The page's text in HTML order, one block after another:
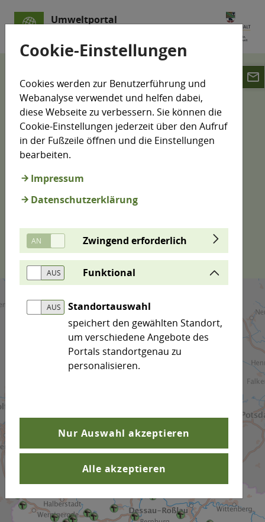
Umweltportal
Karten
Umweltdaten-Karte
Viele Informationen zur Umwelt können auf Karten
dargestellt werden. Hier haben wir aus vielen
Bereichen Informationen zusammengeführt. Sie
können einen Standort vorgeben oder direkt in der
Objekten und werden gegebenenfalls direkt zu
weiterführenden Inhalten geleitet.
Cookie-Einstellungen
Cookies werden zur Benutzerführung und
Webanalyse verwendet und helfen dabei,
diese Webseite zu verbessern. Sie können die
Cookie-Einstellungen jederzeit über den Aufruf
in der Fußzeile öffnen und die Einstellungen
bearbeiten.
Impressum
Datenschutzerklärung
Zwingend erforderlich
Funktional
Standortauswahl
speichert den gewählten Standort,
um verschiedene Angebote des
Portals standortgenau zu
personalisieren.
Nur Auswahl akzeptieren
Alle akzeptieren
email